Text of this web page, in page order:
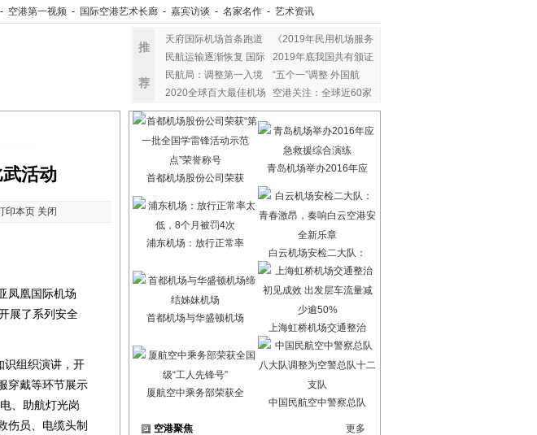
- 空港第一视频 - 国际空港艺术长廊 - 嘉宾访谈 - 名家名作 - 艺术资讯
推
荐
天府国际机场首条跑道
《2019年民用机场服务
民航运输逐渐恢复 国际
2019年底我国共有颁证
民航局：调整第一入境
“五个一”调整 外国航
2020全球百大最佳机场
空港关注：全球近60家
活动
印本页 关闭
凤凰国际机场
展了系列安全
组织演讲，开
穿戴等环节展示
、助航灯光岗
伤员、电缆头制
首都机场股份公司荣获
青岛机场举办2016年应
浦东机场：放行正常率
白云机场安检二大队：
首都机场与华盛顿机场
上海虹桥机场交通整治
厦航空中乘务部荣获全
中国民航空中警察总队
空港聚焦 更多